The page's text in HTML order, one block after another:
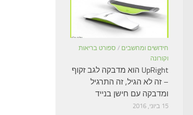
חידושים ומחשבים / ספורט בריאות
וקורונה
UpRight הוא מדבקה לגב זקוף
– זה לא הגיל, זה התרגיל
ומדבקה עם חישן בנייד
15 ביוני, 2016